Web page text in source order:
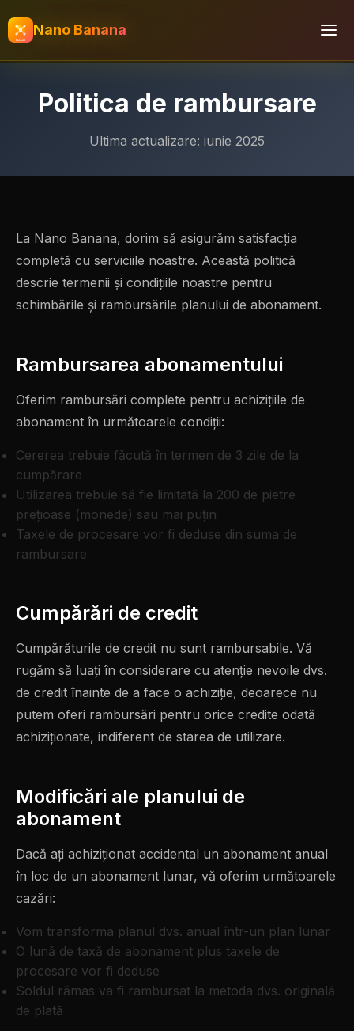
Nano Banana
Politica de rambursare
Ultima actualizare: iunie 2025
La Nano Banana, dorim să asigurăm satisfacția
completă cu serviciile noastre. Această politică
descrie termenii și condițiile noastre pentru
schimbările și rambursările planului de abonament.
Rambursarea abonamentului
Oferim rambursări complete pentru achizițiile de
abonament în următoarele condiții:
Cererea trebuie făcută în termen de 3 zile de la
cumpărare
Utilizarea trebuie să fie limitată la 200 de pietre
prețioase (monede) sau mai puțin
Taxele de procesare vor fi deduse din suma de
rambursare
Cumpărări de credit
Cumpărăturile de credit nu sunt rambursabile. Vă
rugăm să luați în considerare cu atenție nevoile dvs.
de credit înainte de a face o achiziție, deoarece nu
putem oferi rambursări pentru orice credite odată
achiziționate, indiferent de starea de utilizare.
Modificări ale planului de
abonament
Dacă ați achiziționat accidental un abonament anual
în loc de un abonament lunar, vă oferim următoarele
cazări:
Vom transforma planul dvs. anual într-un plan lunar
O lună de taxă de abonament plus taxele de
procesare vor fi deduse
Soldul rămas va fi rambursat la metoda dvs. originală
de plată